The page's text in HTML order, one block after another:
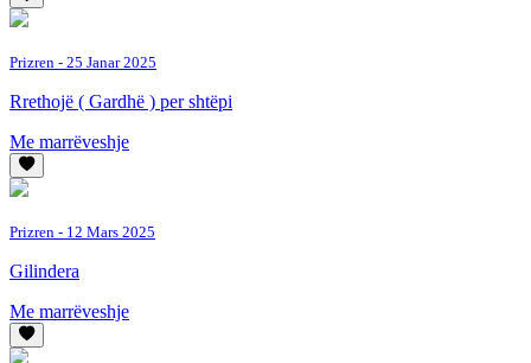
Prizren - 25 Janar 2025
Rrethojë ( Gardhë ) per shtëpi
Me marrëveshje
Prizren - 12 Mars 2025
Gilindera
Me marrëveshje